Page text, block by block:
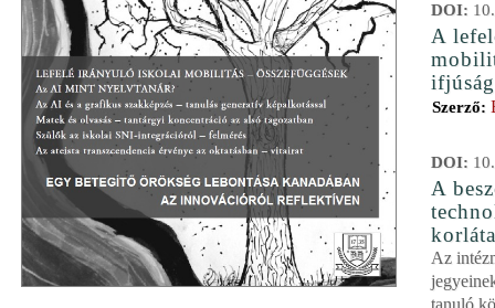
DOI:
A
Szerző:
DOI:
A
Az
tanuló